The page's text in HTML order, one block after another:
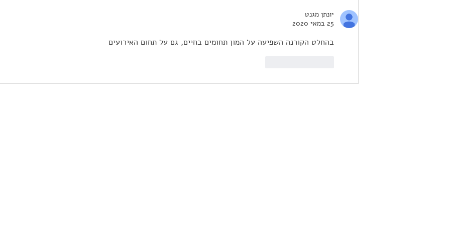
הכלהיונתן מגנט
25 במאי 2020
בהחלט הקורנה השפיעה על המון תחומים בחיים, גם על תחום האירועים